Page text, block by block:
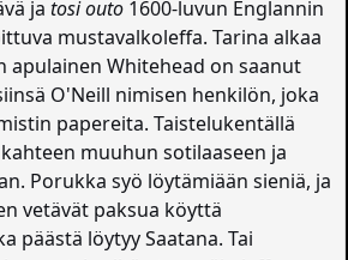
jatosi outo 1600-luvun Englannin
mustavalkoleffa. Tarina alkaa
apulainen Whitehead on saanut
O'Neill nimisen henkilön, joka
papereita. Taistelukentällä
muuhun sotilaaseen ja
Porukka syö löytämiään sieniä, ja
vetävät paksua köyttä
päästä löytyy Saatana. Tai